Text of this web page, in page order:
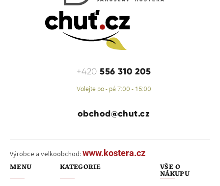
+420556 310 205
Volejte po - pá 7:00 - 15:00
obchod@chut.cz
Výrobce a velkoobchod: www.kostera.cz
MENU KATEGORIE VŠE O
NÁKUPU